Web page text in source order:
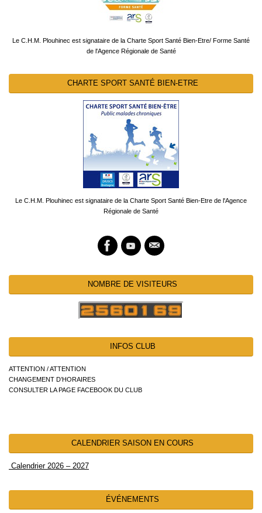
Le C.H.M. Plouhinec est signataire de la Charte Sport Santé Bien-Etre/ Forme Santé
de l'Agence Régionale de Santé
CHARTE SPORT SANTÉ BIEN-ETRE
Le C.H.M. Plouhinec est signataire de la Charte Sport Santé Bien-Etre de l'Agence
Régionale de Santé
NOMBRE DE VISITEURS
INFOS CLUB
ATTENTION / ATTENTION
CHANGEMENT D’HORAIRES
CONSULTER LA PAGE FACEBOOK DU CLUB
CALENDRIER SAISON EN COURS
Calendrier 2026 – 2027
ÉVÉNEMENTS